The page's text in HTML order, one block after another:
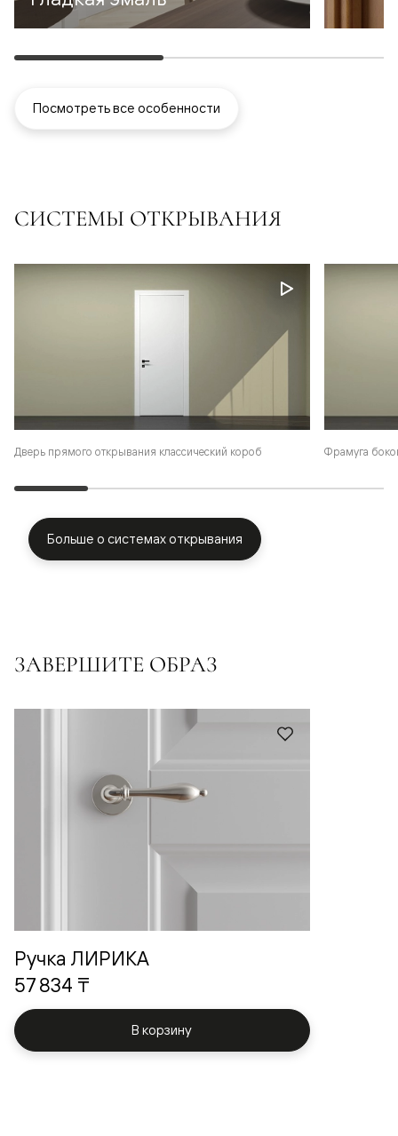
Посмотреть все особенности
СИСТЕМЫ ОТКРЫВАНИЯ
Дверь прямого открывания классический короб Фрамуга
Больше о системах открывания
ЗАВЕРШИТЕ ОБРАЗ
Ручка ЛИРИКА
57 834 ₸
В корзину